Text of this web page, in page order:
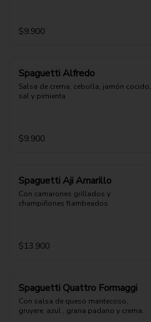
$9.900
Spaguetti Alfredo
Salsa de crema, cebolla, jamón cocido,
sal y pimienta
$9.900
Spaguetti Aji Amarillo
Con camarones grillados y
champiñones flambeados
$13.900
Spaguetti Quattro Formaggi
Con salsa de queso mantecoso,
gruyere, azul , grana padano y crema.